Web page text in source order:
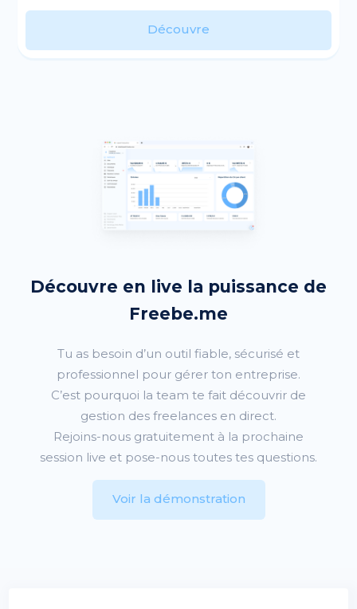
Découvre
Découvre en live la puissance de
Freebe.me
Tu as besoin d’un outil fiable, sécurisé et
professionnel pour gérer ton entreprise.
C’est pourquoi la team te fait découvrir de
gestion des freelances en direct.
Rejoins-nous gratuitement à la prochaine
session live et pose-nous toutes tes questions.
Voir la démonstration